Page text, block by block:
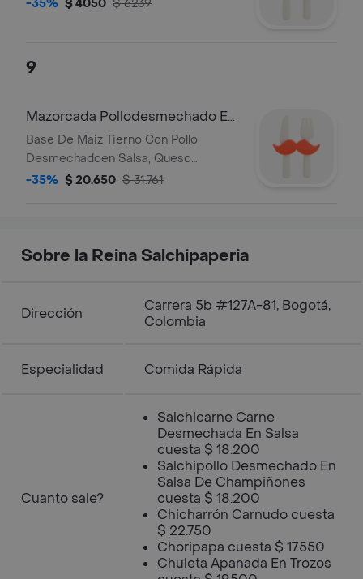
-35% $ 4050 $ 6239
9
Mazorcada Pollodesmechado En
Salsa
Base De Maiz Tierno Con Pollo
Desmechadoen Salsa, Queso
Gratinado, Salsas De Lacasa Y
-35% $ 20.650 $ 31.761
Sobre la Reina Salchipaperia
Dirección
Carrera 5b #127A-81, Bogotá,
Colombia
Especialidad Comida Rápida
Cuanto sale?
Salchicarne Carne
Desmechada En Salsa
cuesta $ 18.200
Salchipollo Desmechado En
Salsa De Champiñones
cuesta $ 18.200
Chicharrón Carnudo cuesta
$ 22.750
Choripapa cuesta $ 17.550
Chuleta Apanada En Trozos